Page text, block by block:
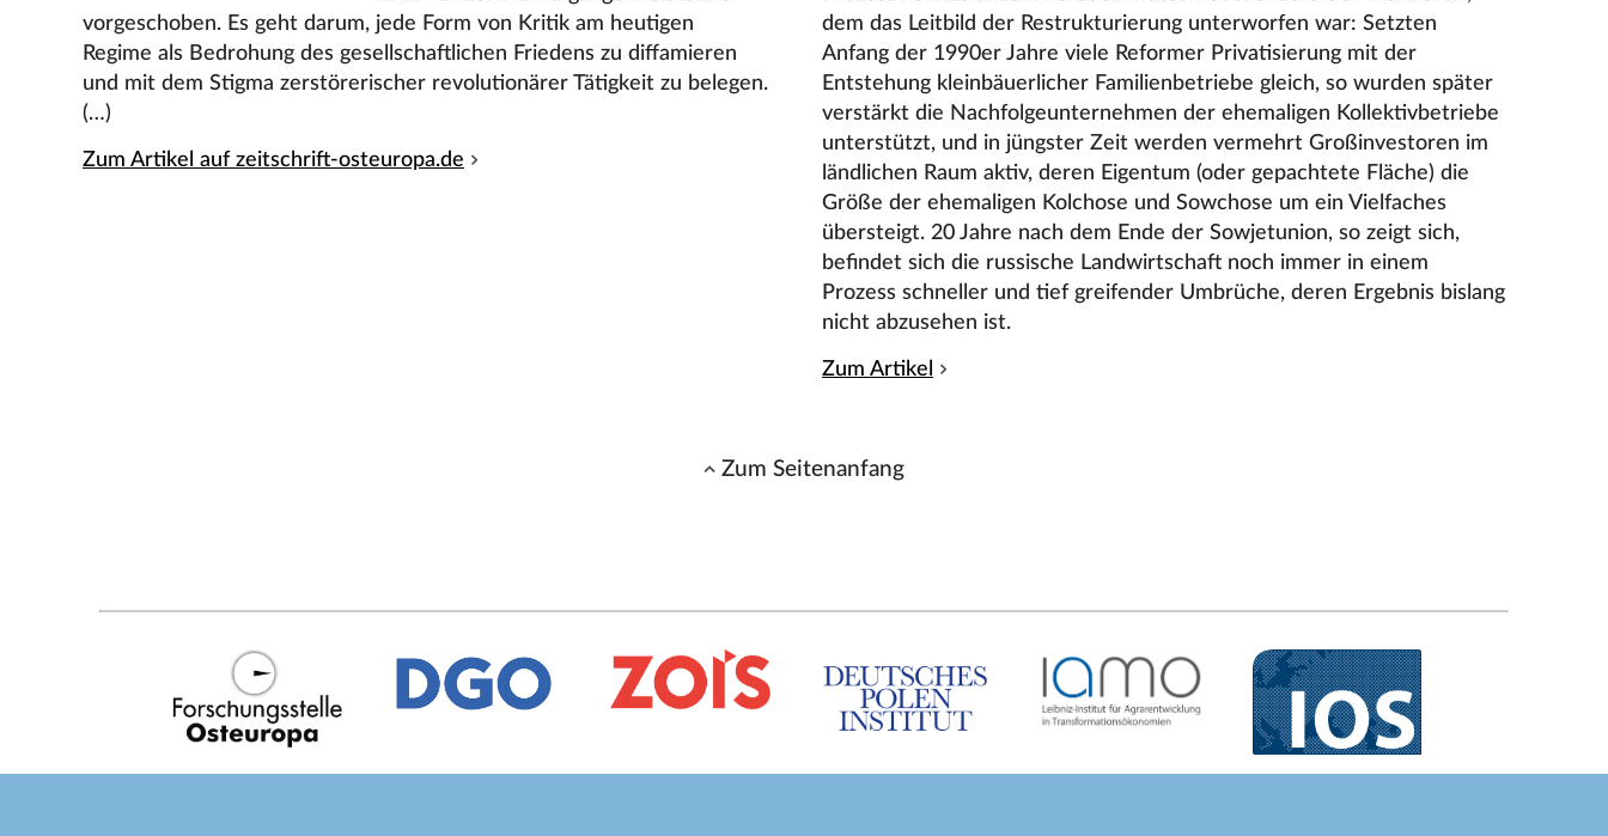
vorgeschoben. Es geht darum, jede Form von Kritik am heutigen
Regime als Bedrohung des gesellschaftlichen Friedens zu diffamieren
und mit dem Stigma zerstörerischer revolutionärer Tätigkeit zu belegen.
(…)
Zum Artikel auf zeitschrift-osteuropa.de
dem das Leitbild der Restrukturierung unterworfen war: Setzten
Anfang der 1990er Jahre viele Reformer Privatisierung mit der
Entstehung kleinbäuerlicher Familienbetriebe gleich, so wurden später
verstärkt die Nachfolgeunternehmen der ehemaligen Kollektivbetriebe
unterstützt, und in jüngster Zeit werden vermehrt Großinvestoren im
ländlichen Raum aktiv, deren Eigentum (oder gepachtete Fläche) die
Größe der ehemaligen Kolchose und Sowchose um ein Vielfaches
übersteigt. 20 Jahre nach dem Ende der Sowjetunion, so zeigt sich,
befindet sich die russische Landwirtschaft noch immer in einem
Prozess schneller und tief greifender Umbrüche, deren Ergebnis bislang
nicht abzusehen ist.
Zum Artikel
Zum Seitenanfang